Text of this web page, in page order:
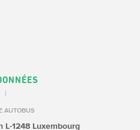
AUTOBUS
L-1248 Luxembourg